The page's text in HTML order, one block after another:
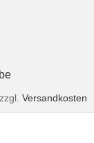
Versandkosten